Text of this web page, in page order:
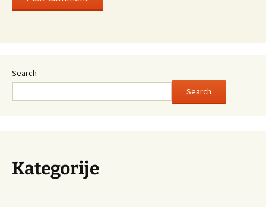
Search
Search
Kategorije